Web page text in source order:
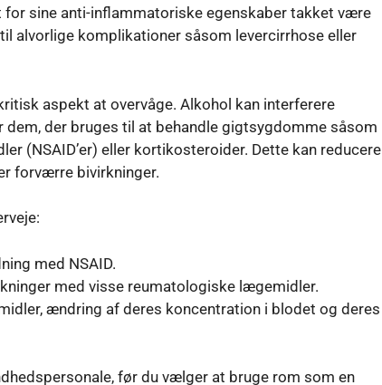
for sine anti-inflammatoriske egenskaber takket være
alvorlige komplikationer såsom levercirrhose eller
aspekt at overvåge. Alkohol kan interferere
der bruges til at behandle gigtsygdomme såsom
(NSAID’er) eller kortikosteroider. Dette kan reducere
forværre bivirkninger.
med NSAID.
med visse reumatologiske lægemidler.
ændring af deres koncentration i blodet og deres
før du vælger at bruge rom som en